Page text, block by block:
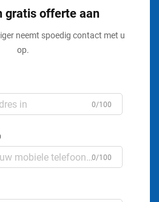
gratis offerte aan
neemt spoedig contact met u
op.
0/100
0/100